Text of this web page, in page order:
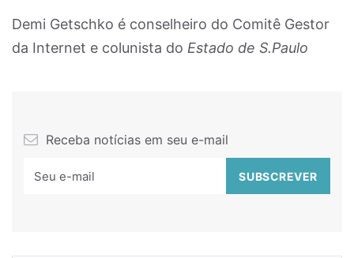
Demi Getschko é conselheiro do Comitê Gestor
da Internet e colunista do Estado de S.Paulo
Receba notícias em seu e-mail